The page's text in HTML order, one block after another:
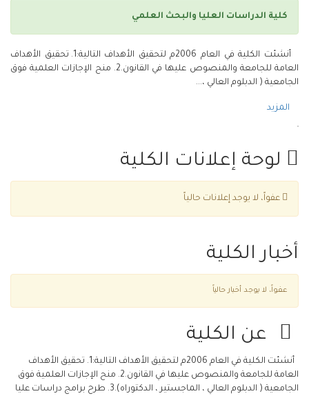
كلية الدراسات العليا والبحث العلمي
أنشئت الكلية في العام 2006م لتحقيق الأهداف التالية:1. تحقيق الأهداف
العامة للجامعة والمنصوص عليها في القانون.2. منح الإجازات العلمية فوق
الجامعية ( الدبلوم العالي ،...
المزيد
لوحة إعلانات الكلية
عفواً، لا يوجد إعلانات حالياً
أخبار الكلية
عفواً، لا يوجد أخبار حالياً
عن الكلية
أنشئت الكلية في العام 2006م لتحقيق الأهداف التالية:1. تحقيق الأهداف
العامة للجامعة والمنصوص عليها في القانون.2. منح الإجازات العلمية فوق
الجامعية ( الدبلوم العالي ، الماجستير ، الدكتوراه).3. طرح برامج دراسات عليا